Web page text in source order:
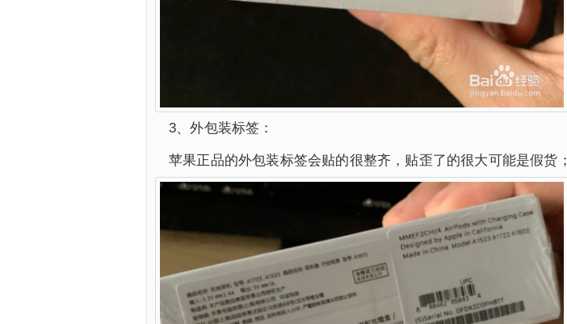
3、外包装标签：
苹果正品的外包装标签会贴的很整齐，贴歪了的很大可能是假货；